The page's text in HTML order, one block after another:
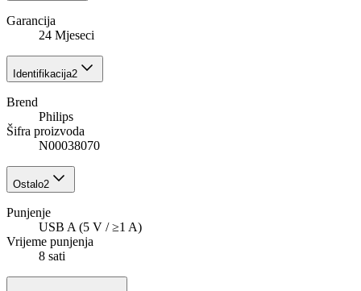
Garancija
24 Mjeseci
Identifikacija2
Brend
Philips
Šifra proizvoda
N00038070
Ostalo2
Punjenje
USB A (5 V / ≥1 A)
Vrijeme punjenja
8 sati